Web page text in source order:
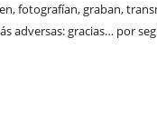
fotografían, graban,
adversas: gracias… por